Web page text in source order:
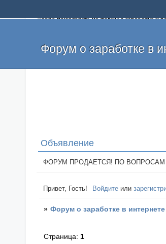
Добро пожаловать на форум о заработке и
и оставлять свои отзывы. Если вы знаете,
легкие деньги без вложений и
Форум о заработке в
Объявление
ФОРУМ ПРОДАЕТСЯ! ПО ВОПРОСАМ
Привет, Гость! Войдите или
» Форум о заработке в интернете
Страница: 1